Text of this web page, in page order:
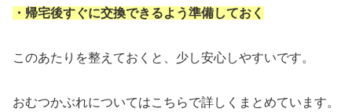
・帰宅後すぐに交換できるよう準備しておく
このあたりを整えておくと、少し安心しやすいです。
おむつかぶれについてはこちらで詳しくまとめています。